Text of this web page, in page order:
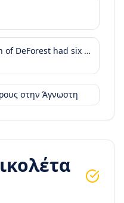
WIS 22 and US 51 north of DeForest had six injury crashes in the two years before the project was completed. In the two years after the roundabout was installed
στην Άγνωστη